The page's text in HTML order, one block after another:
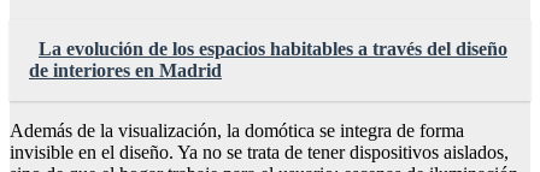
La evolución de los espacios habitables a través del diseño
de interiores en Madrid
Además de la visualización, la domótica se integra de forma
invisible en el diseño. Ya no se trata de tener dispositivos aislados,